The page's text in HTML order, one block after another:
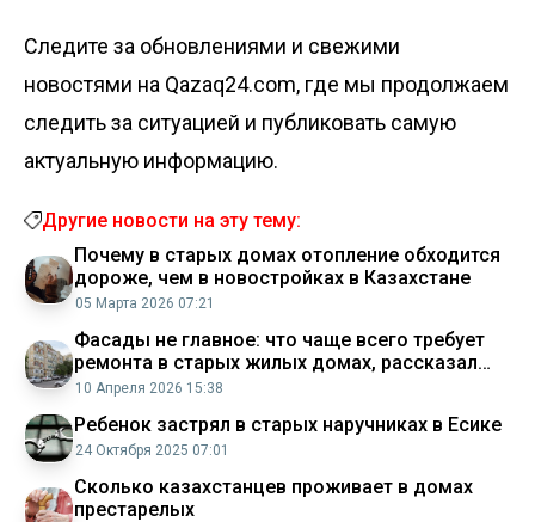
Следите за обновлениями и свежими
новостями на Qazaq24.com, где мы продолжаем
следить за ситуацией и публиковать самую
актуальную информацию.
Другие новости на эту тему:
Почему в старых домах отопление обходится
дороже, чем в новостройках в Казахстане
05 Марта 2026 07:21
Фасады не главное: что чаще всего требует
ремонта в старых жилых домах, рассказал
аким спального района Алматы
10 Апреля 2026 15:38
Ребенок застрял в старых наручниках в Есике
24 Октября 2025 07:01
Сколько казахстанцев проживает в домах
престарелых